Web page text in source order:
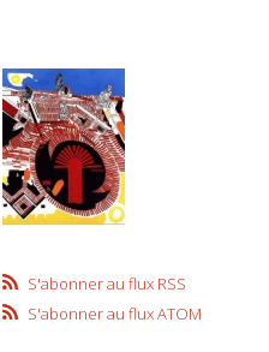
S'abonner au flux RSS
S'abonner au flux ATOM